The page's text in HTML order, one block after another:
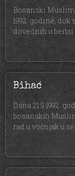
Bosanski
1992. godine,
dovednih u
»
Bihać
Dana 21.9.1992.
bosanskih
rad u voćnjak u
»